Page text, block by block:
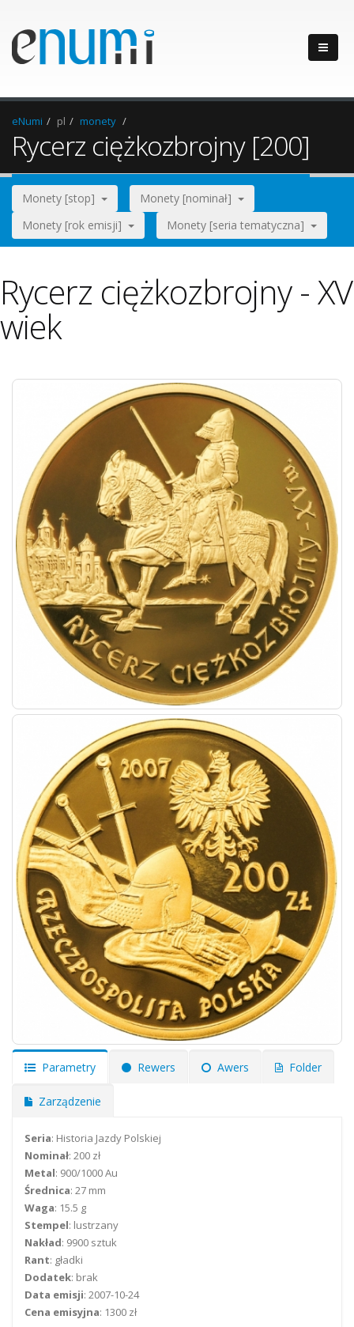
eNumi pl monety
Rycerz ciężkozbrojny [200]
Monety [stop]
Monety [nominał]
Monety [rok emisji]
Monety [seria tematyczna]
Rycerz ciężkozbrojny - XV
wiek
Parametry Rewers Awers Folder
Zarządzenie
Seria: Historia Jazdy Polskiej
Nominał: 200 zł
Metal: 900/1000 Au
Średnica: 27 mm
Waga: 15.5 g
Stempel: lustrzany
Nakład: 9900 sztuk
Rant: gładki
Dodatek: brak
Data emisji: 2007-10-24
Cena emisyjna: 1300 zł